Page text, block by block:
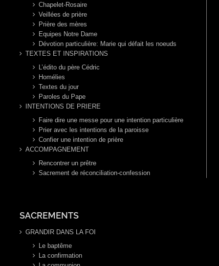
Chapelet-Rosaire
Veillées de prière
Prière des mères
Equipes Notre Dame
Dévotion particulière: Marie qui défait les noeuds
TEXTES ET INSPIRATIONS
L’édito du père Cédric
Homélies
Textes du jour
Paroles du Pape
INTENTIONS DE PRIERE
Faire dire une messe pour une intention particulière
Prier avec les intentions de la paroisse
Confier une intention de prière
ACCOMPAGNEMENT
Rencontrer un prêtre
Sacrement de réconciliation-confession
SACREMENTS
GRANDIR DANS LA FOI
Le baptême
La confirmation